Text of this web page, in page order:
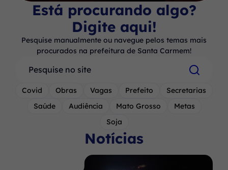
Está procurando algo?
Digite aqui!
Pesquise manualmente ou navegue pelos temas mais
procurados na prefeitura de Santa Carmem!
Pesquisar
Covid Obras Vagas Prefeito
Secretarias
Saúde
Audiência Mato Grosso
Metas
Soja
Notícias